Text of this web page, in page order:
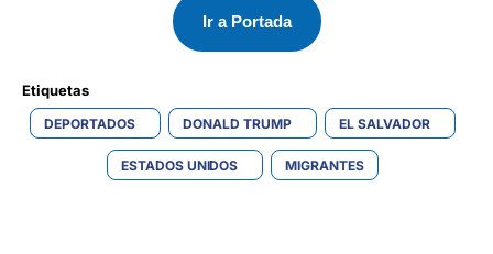
Ir a Portada
Etiquetas
DEPORTADOS DONALD TRUMP EL SALVADOR
ESTADOS UNIDOS MIGRANTES